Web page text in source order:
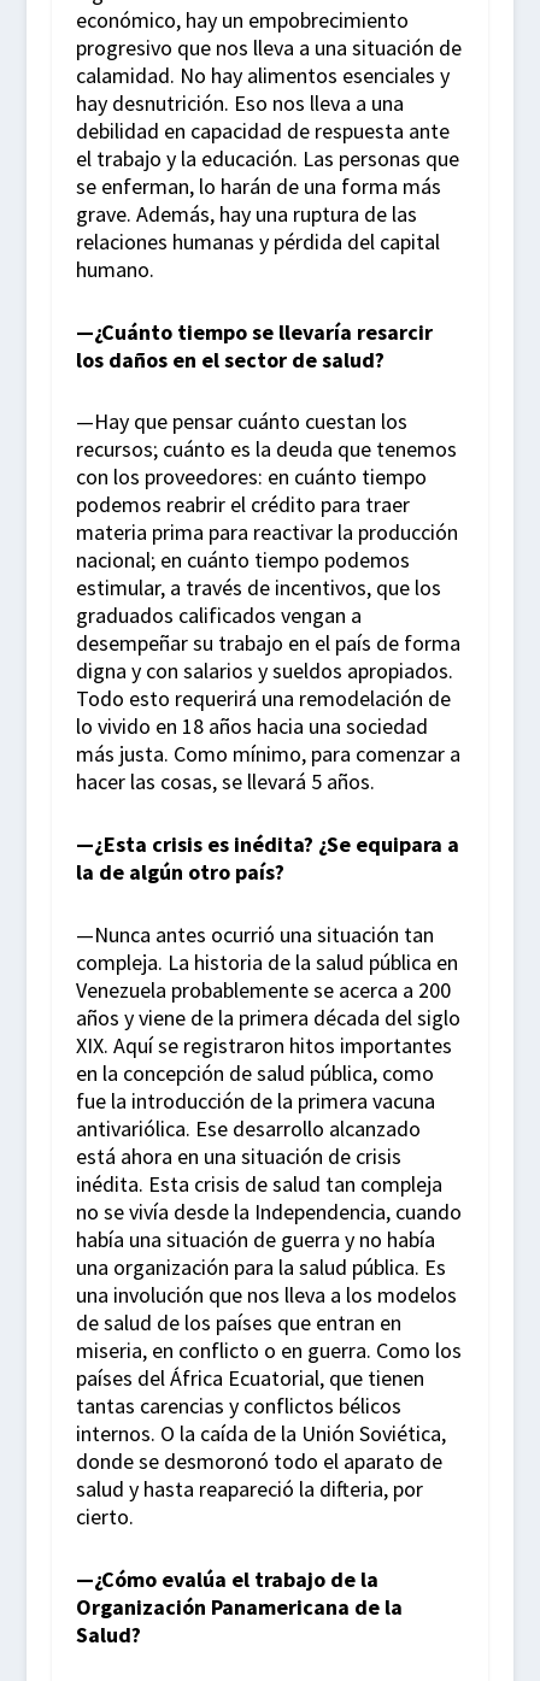
económico, hay un empobrecimiento
progresivo que nos lleva a una situación de
calamidad. No hay alimentos esenciales y
hay desnutrición. Eso nos lleva a una
debilidad en capacidad de respuesta ante
el trabajo y la educación. Las personas que
se enferman, lo harán de una forma más
grave. Además, hay una ruptura de las
relaciones humanas y pérdida del capital
humano.
—¿Cuánto tiempo se llevaría resarcir
los daños en el sector de salud?
—Hay que pensar cuánto cuestan los
recursos; cuánto es la deuda que tenemos
con los proveedores: en cuánto tiempo
podemos reabrir el crédito para traer
materia prima para reactivar la producción
nacional; en cuánto tiempo podemos
estimular, a través de incentivos, que los
graduados calificados vengan a
desempeñar su trabajo en el país de forma
digna y con salarios y sueldos apropiados.
Todo esto requerirá una remodelación de
lo vivido en 18 años hacia una sociedad
más justa. Como mínimo, para comenzar a
hacer las cosas, se llevará 5 años.
—¿Esta crisis es inédita? ¿Se equipara a
la de algún otro país?
—Nunca antes ocurrió una situación tan
compleja. La historia de la salud pública en
Venezuela probablemente se acerca a 200
años y viene de la primera década del siglo
XIX. Aquí se registraron hitos importantes
en la concepción de salud pública, como
fue la introducción de la primera vacuna
antivariólica. Ese desarrollo alcanzado
está ahora en una situación de crisis
inédita. Esta crisis de salud tan compleja
no se vivía desde la Independencia, cuando
había una situación de guerra y no había
una organización para la salud pública. Es
una involución que nos lleva a los modelos
de salud de los países que entran en
miseria, en conflicto o en guerra. Como los
países del África Ecuatorial, que tienen
tantas carencias y conflictos bélicos
internos. O la caída de la Unión Soviética,
donde se desmoronó todo el aparato de
salud y hasta reapareció la difteria, por
cierto.
—¿Cómo evalúa el trabajo de la
Organización Panamericana de la
Salud?